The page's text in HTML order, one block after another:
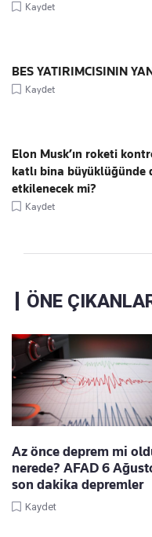
Kaydet
BES YATIRIMCISININ
Kaydet
Elon Musk’ın roketi
katlı bina büyüklüğünde
etkilenecek mi?
Kaydet
ÖNE
Az önce deprem mi
nerede? AFAD 6
son dakika depremler
Kaydet